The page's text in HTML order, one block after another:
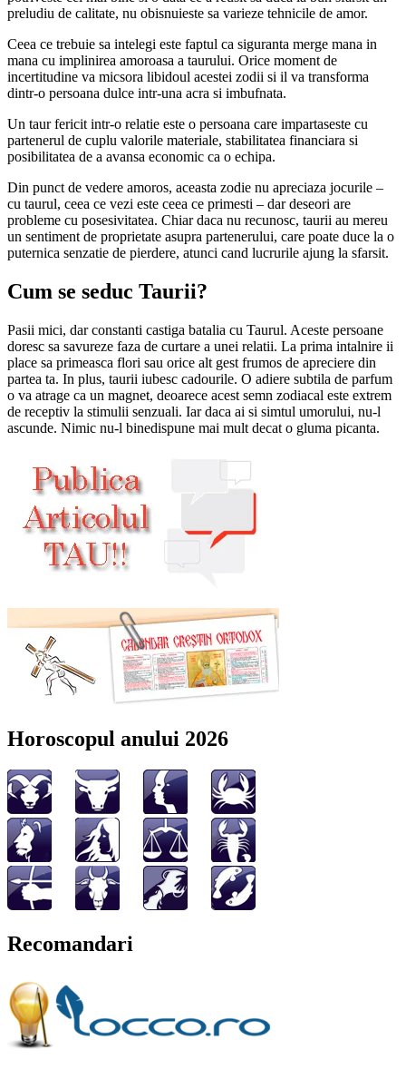
preludiu de calitate, nu obisnuieste sa varieze tehnicile de amor.
Ceea ce trebuie sa intelegi este faptul ca siguranta merge mana in
mana cu implinirea amoroasa a taurului. Orice moment de
incertitudine va micsora libidoul acestei zodii si il va transforma
dintr-o persoana dulce intr-una acra si imbufnata.
Un taur fericit intr-o relatie este o persoana care impartaseste cu
partenerul de cuplu valorile materiale, stabilitatea financiara si
posibilitatea de a avansa economic ca o echipa.
Din punct de vedere amoros, aceasta zodie nu apreciaza jocurile –
cu taurul, ceea ce vezi este ceea ce primesti – dar deseori are
probleme cu posesivitatea. Chiar daca nu recunosc, taurii au mereu
un sentiment de proprietate asupra partenerului, care poate duce la o
puternica senzatie de pierdere, atunci cand lucrurile ajung la sfarsit.
Cum se seduc Taurii?
Pasii mici, dar constanti castiga batalia cu Taurul. Aceste persoane
doresc sa savureze faza de curtare a unei relatii. La prima intalnire ii
place sa primeasca flori sau orice alt gest frumos de apreciere din
partea ta. In plus, taurii iubesc cadourile. O adiere subtila de parfum
o va atrage ca un magnet, deoarece acest semn zodiacal este extrem
de receptiv la stimulii senzuali. Iar daca ai si simtul umorului, nu-l
ascunde. Nimic nu-l binedispune mai mult decat o gluma picanta.
Horoscopul anului 2026
Recomandari